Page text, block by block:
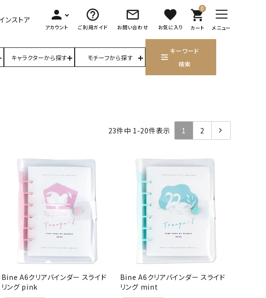
ンストア person
アカウント
help_outline
ご利用ガイド
mail_outline
お問い合わせ
favorite
お気に入り
0
shopping_cart
カート メニュー
キャラクターから探す モチーフから探す
キーワード
検索
23件中 1-20件表示 1 2
Bine A6クリアバインダー スライド
リング pink
Bine A6クリアバインダー スライド
リング mint